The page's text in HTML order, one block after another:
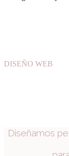
DISEÑO WEB
Diseñamos